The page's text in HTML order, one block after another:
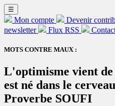
☰
Mon compte Devenir
newsletter
Flux RSS
MOTS CONTRE MAUX :
L'optimisme vient de
est né dans le
Proverbe SOUFI